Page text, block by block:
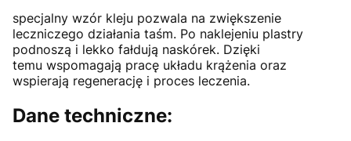
specjalny wzór kleju pozwala na zwiększenie
leczniczego działania taśm. Po naklejeniu plastry
podnoszą i lekko fałdują naskórek. Dzięki
temu wspomagają pracę układu krążenia oraz
wspierają regenerację i proces leczenia.
Dane techniczne: